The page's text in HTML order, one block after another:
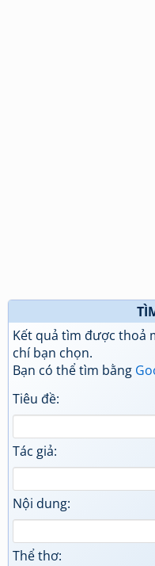
Kết quả tìm được thoả
chí bạn chọn.
Bạn có thể tìm bằng
Tiêu đề:
Tác giả:
Nội dung:
Thể thơ: